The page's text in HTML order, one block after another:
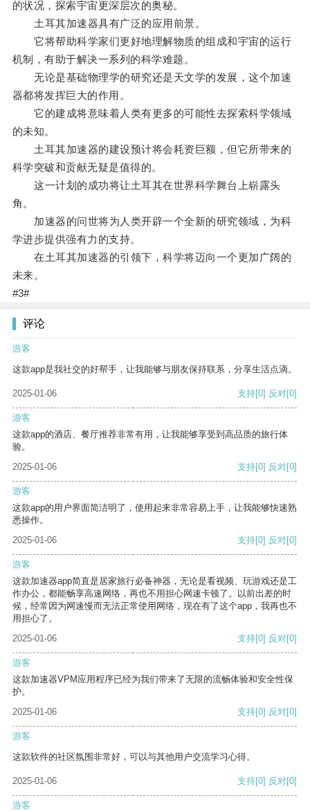
的状况，探索宇宙更深层次的奥秘。
土耳其加速器具有广泛的应用前景。
它将帮助科学家们更好地理解物质的组成和宇宙的运行
机制，有助于解决一系列的科学难题。
无论是基础物理学的研究还是天文学的发展，这个加速
器都将发挥巨大的作用。
它的建成将意味着人类有更多的可能性去探索科学领域
的未知。
土耳其加速器的建设预计将会耗资巨额，但它所带来的
科学突破和贡献无疑是值得的。
这一计划的成功将让土耳其在世界科学舞台上崭露头
角。
加速器的问世将为人类开辟一个全新的研究领域，为科
学进步提供强有力的支持。
在土耳其加速器的引领下，科学将迈向一个更加广阔的
未来。
#3#
评论
游客
这款app是我社交的好帮手，让我能够与朋友保持联系，分享生活点滴。
2025-01-06 支持[0] 反对[0]
游客
这款app的酒店、餐厅推荐非常有用，让我能够享受到高品质的旅行体
验。
2025-01-06
支持[0] 反对[0]
游客
这款app的用户界面简洁明了，使用起来非常容易上手，让我能够快速熟
悉操作。
2025-01-06
支持[0] 反对[0]
游客
这款加速器app简直是居家旅行必备神器，无论是看视频、玩游戏还是工
作办公，都能畅享高速网络，再也不用担心网速卡顿了。以前出差的时
候，经常因为网速慢而无法正常使用网络，现在有了这个app，我再也不
用担心了。
2025-01-06
支持[0] 反对[0]
游客
这款加速器VPM应用程序已经为我们带来了无限的流畅体验和安全性保
护。
2025-01-06
支持[0] 反对[0]
游客
这款软件的社区氛围非常好，可以与其他用户交流学习心得。
2025-01-06 支持[0] 反对[0]
游客